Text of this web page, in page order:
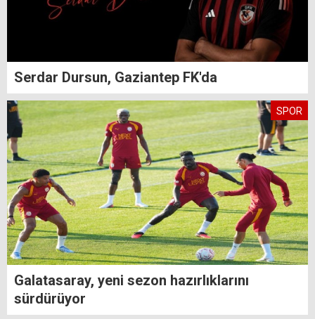
Serdar Dursun, Gaziantep FK'da
SPOR
Galatasaray, yeni sezon hazırlıklarını
sürdürüyor